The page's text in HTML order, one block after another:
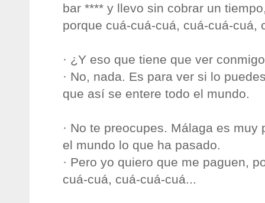
bar **** y llevo sin cobrar un
porque cuá-cuá-cuá, cuá-cuá-cuá,
· ¿Y eso que tiene que ver
· No, nada. Es para ver si lo
que así se entere todo el mundo.
· No te preocupes. Málaga es
el mundo lo que ha pasado.
· Pero yo quiero que me paguen,
cuá-cuá, cuá-cuá-cuá...